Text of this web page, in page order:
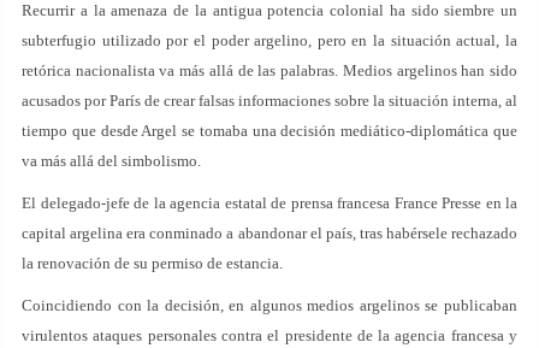
Recurrir a la amenaza de la antigua potencia colonial ha sido siembre un
subterfugio utilizado por el poder argelino, pero en la situación actual, la
retórica nacionalista va más allá de las palabras. Medios argelinos han sido
acusados por París de crear falsas informaciones sobre la situación interna, al
tiempo que desde Argel se tomaba una decisión mediático-diplomática que
va más allá del simbolismo.
El delegado-jefe de la agencia estatal de prensa francesa France Presse en la
capital argelina era conminado a abandonar el país, tras habérsele rechazado
la renovación de su permiso de estancia.
Coincidiendo con la decisión, en algunos medios argelinos se publicaban
virulentos ataques personales contra el presidente de la agencia francesa y